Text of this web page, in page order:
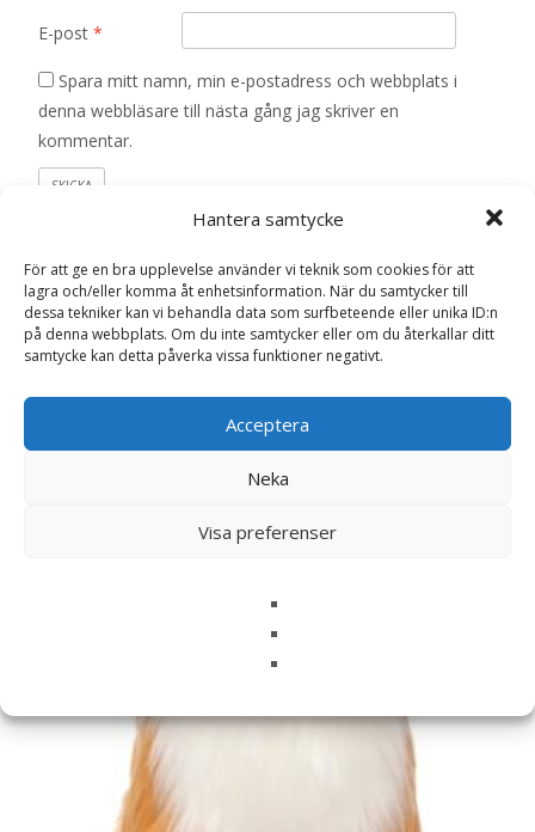
Hantera samtycke
För att ge en bra upplevelse använder vi teknik som cookies för att
lagra och/eller komma åt enhetsinformation. När du samtycker till
dessa tekniker kan vi behandla data som surfbeteende eller unika ID:n
på denna webbplats. Om du inte samtycker eller om du återkallar ditt
samtycke kan detta påverka vissa funktioner negativt.
Acceptera
Neka
Visa preferenser
E-post *
Spara mitt namn, min e-postadress och webbplats i
denna webbläsare till nästa gång jag skriver en
kommentar.
Relaterade produkter